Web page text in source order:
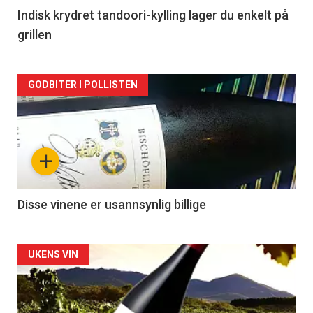
2
Indisk krydret tandoori-kylling lager du enkelt på
grillen
Forsiden
akkurat
nå
3
+
GODBITER I POLLISTEN
Disse vinene er usannsynlig billige
Forsiden
akkurat
UKENS VIN